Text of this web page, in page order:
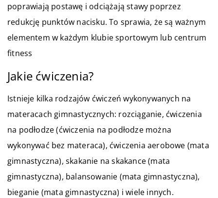
poprawiają postawę i odciążają stawy poprzez
redukcję punktów nacisku. To sprawia, że są ważnym
elementem w każdym klubie sportowym lub centrum
fitness
Jakie ćwiczenia?
Istnieje kilka rodzajów ćwiczeń wykonywanych na
materacach gimnastycznych: rozciąganie, ćwiczenia
na podłodze (ćwiczenia na podłodze można
wykonywać bez materaca), ćwiczenia aerobowe (mata
gimnastyczna), skakanie na skakance (mata
gimnastyczna), balansowanie (mata gimnastyczna),
bieganie (mata gimnastyczna) i wiele innych.